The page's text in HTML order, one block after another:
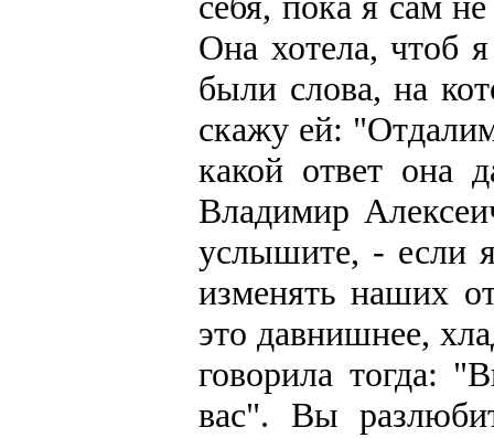
Она хотела, чтоб
были слова, на
скажу ей:
какой ответ она
Владимир
услышите, - если
изменять наших
это давнишнее,
говорила тогда:
вас". Вы